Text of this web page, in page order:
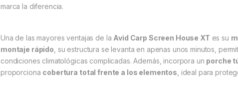
marca la diferencia.
Una de las mayores ventajas de la Avid Carp Screen House XT es su
montaje rápido , su estructura se levanta en apenas unos minutos,
condiciones climatológicas complicadas. Además, incorpora un porche
proporciona cobertura total frente a los elementos , ideal para